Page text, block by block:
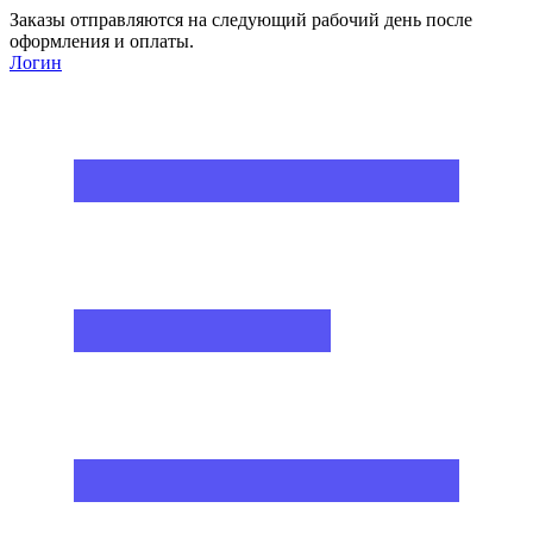
Заказы отправляются на следующий рабочий день после
оформления и оплаты.
Логин